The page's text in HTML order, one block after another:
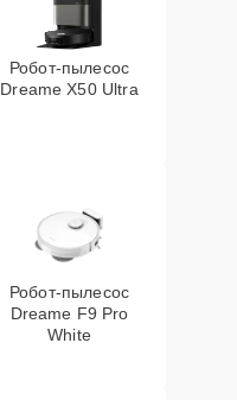
Робот-пылесос
Dreame X50 Ultra
Робот-пылесос
Dreame F9 Pro
White